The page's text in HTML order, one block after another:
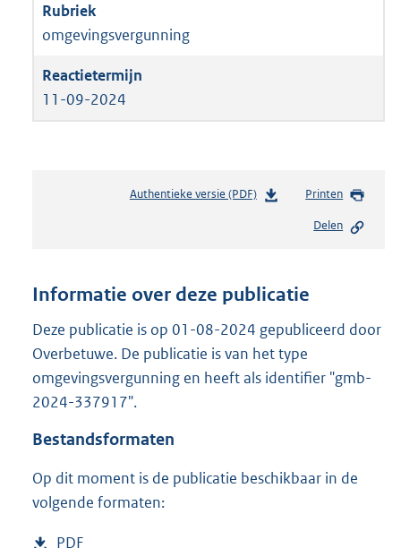
omgevingsvergunning
11-09-2024
Authentieke versie (PDF)b
n
s
r
o
:
Printen
Delen
Informatie over deze publicatie
Deze publicatie is op 01-08-2024 gepubliceerd door
Overbetuwe. De publicatie is van het type
omgevingsvergunning en heeft als identifier "gmb-
2024-337917".
Bestandsformaten
Op dit moment is de publicatie beschikbaar in de
volgende formaten:
D
PDF